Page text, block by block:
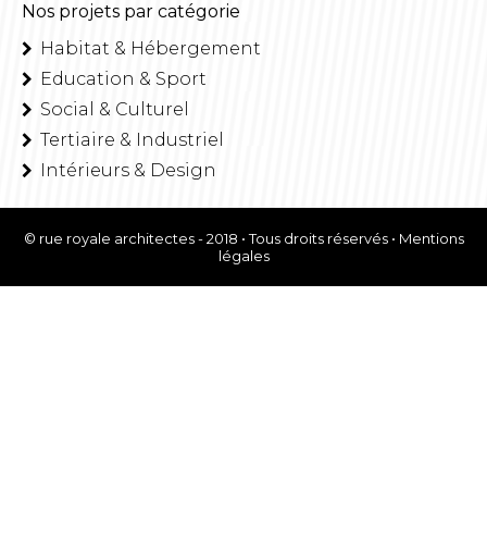
Nos projets par catégorie
Habitat & Hébergement
Education & Sport
Social & Culturel
Tertiaire & Industriel
Intérieurs & Design
© rue royale architectes - 2018 • Tous droits réservés • Mentions
légales